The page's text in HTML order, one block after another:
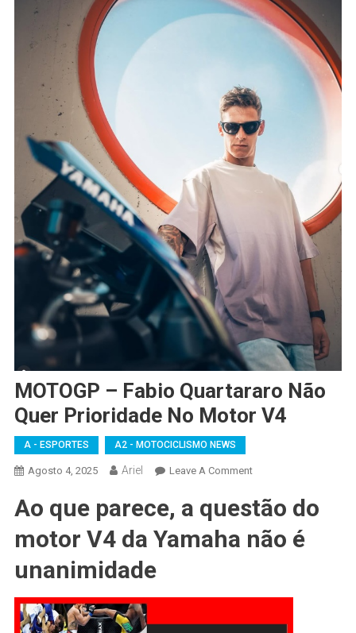
MOTOGP – Fabio Quartararo Não
Quer Prioridade No Motor V4
A - ESPORTES A2 - MOTOCICLISMO NEWS
Agosto 4, 2025 Ariel Leave A CommentOn
–
Quartararo
Prioridade
Ao que parece, a questão do
motor V4 da Yamaha não é
unanimidade